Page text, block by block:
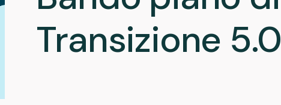
Transizione 5.0